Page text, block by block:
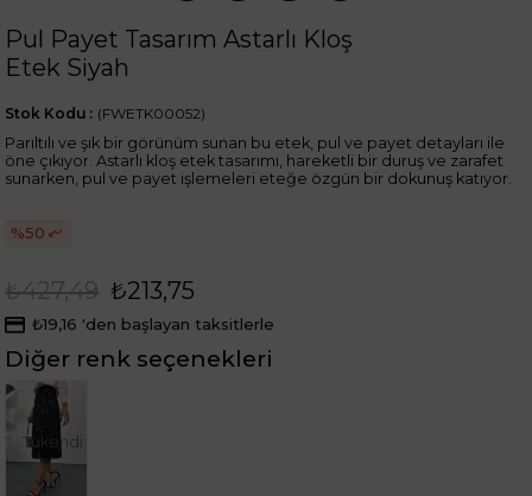
Pul Payet Tasarım Astarlı Kloş
Etek Siyah
(FWETK00052)
Stok Kodu
Parıltılı ve şık bir görünüm sunan bu etek, pul ve payet detayları ile
öne çıkıyor. Astarlı kloş etek tasarımı, hareketli bir duruş ve zarafet
sunarken, pul ve payet işlemeleri eteğe özgün bir dokunuş katıyor.
50
₺427,49 ₺213,75
₺19,16 'den başlayan taksitlerle
Diğer renk seçenekleri
Tükendi